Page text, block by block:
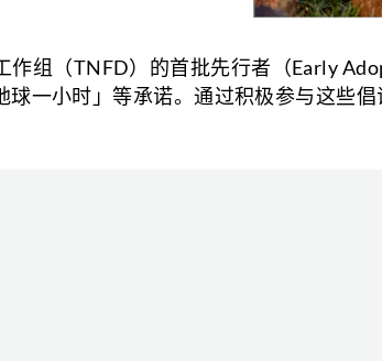
组（TNFD）的首批先行者（Early
一小时」等承诺。通过积极参与这些